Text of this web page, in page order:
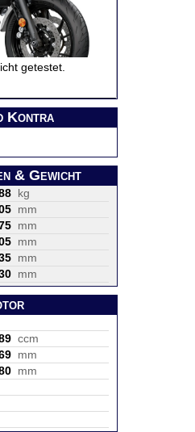
getestet.
Kontra
& Gewicht
kg
mm
mm
mm
mm
mm
ccm
mm
mm